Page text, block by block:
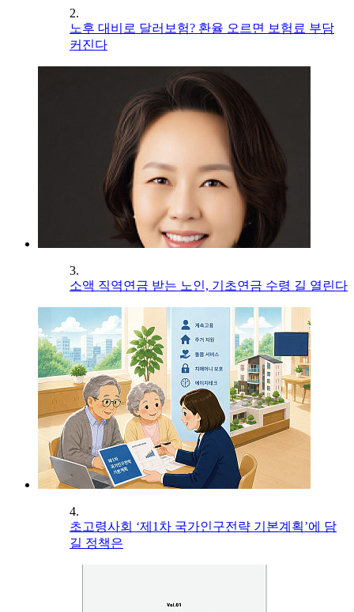
2.
노후 대비로 달러보험? 환율 오르면 보험료 부담
커진다
3.
소액 직역연금 받는 노인, 기초연금 수령 길 열린다
4.
초고령사회 ‘제1차 국가인구전략 기본계획’에 담
길 정책은